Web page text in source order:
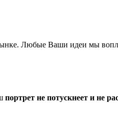
Любые Ваши идеи мы
портрет не потускнеет и не